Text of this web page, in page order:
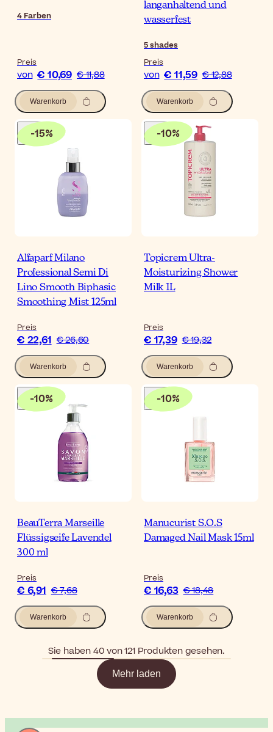
4 Farben
Preis
von € 10,69 € 11,88
Warenkorb
langanhaltend und
wasserfest
5shades
Preis
von € 11,59 € 12,88
Warenkorb
-15%
Alfaparf Milano
Professional Semi Di
Lino Smooth Biphasic
Smoothing Mist 125ml
Preis
€ 22,61 € 26,60
Warenkorb
-10%
Topicrem Ultra-
Moisturizing Shower
Milk 1L
Preis
€ 17,39 € 19,32
Warenkorb
-10%
BeauTerra Marseille
Flüssigseife Lavendel
300 ml
Preis
€ 6,91 € 7,68
Warenkorb
-10%
Manucurist S.O.S
Damaged Nail Mask 15ml
Preis
€ 16,63 € 18,48
Warenkorb
Sie haben 40 von 121 Produkten gesehen.
Mehr laden